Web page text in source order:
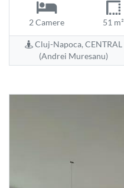
2 Camere 51 m²
Cluj-Napoca, CENTRAL
(Andrei Muresanu)